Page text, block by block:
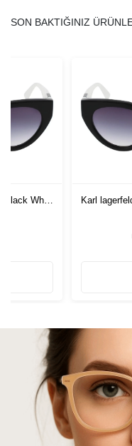
SON BAKTIĞINIZ
White
Karl